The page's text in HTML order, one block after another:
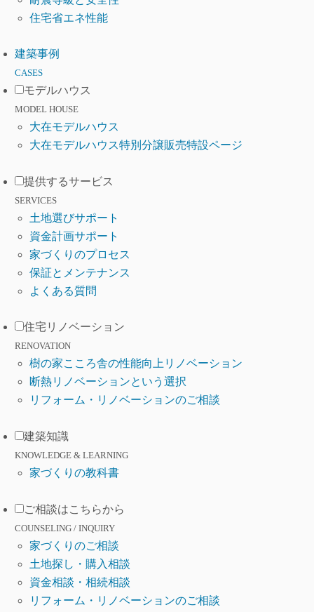
住宅省エネ性能
建築事例
CASES
モデルハウス
MODEL HOUSE
大在モデルハウス
大在モデルハウス特別分譲販売特設ページ
提供するサービス
SERVICES
土地選びサポート
資金計画サポート
家づくりのプロセス
保証とメンテナンス
よくある質問
住宅リノベーション
RENOVATION
樹の家こころ舎の性能向上リノベーション
断熱リノベーションという選択
リフォーム・リノベーションのご相談
建築知識
KNOWLEDGE & LEARNING
家づくりの教科書
ご相談はこちらから
COUNSELING / INQUIRY
家づくりのご相談
土地探し・購入相談
資金相談・相続相談
リフォーム・リノベーションのご相談